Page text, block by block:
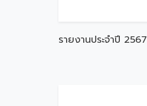
รายงานประจำปี 2567